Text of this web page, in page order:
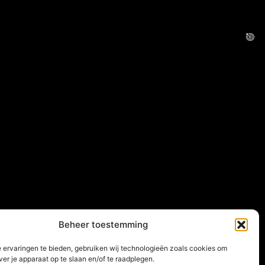
Beheer toestemming
ervaringen te bieden, gebruiken wij technologieën zoals cookies om
je apparaat op te slaan en/of te raadplegen.